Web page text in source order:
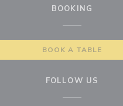
BOOKING
BOOK A TABLE
FOLLOW US